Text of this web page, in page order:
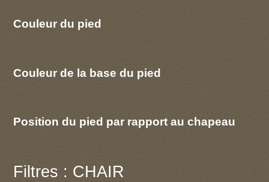
Couleur du pied
Couleur de la base du pied
Position du pied par rapport au chapeau
Filtres : CHAIR